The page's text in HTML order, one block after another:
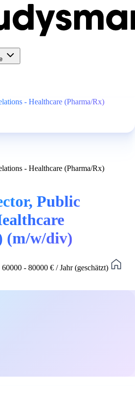
- Healthcare (Pharma/Rx)
- Healthcare (Pharma/Rx)
Public
(m/w/div)
60000 - 80000 € / Jahr (geschätzt)